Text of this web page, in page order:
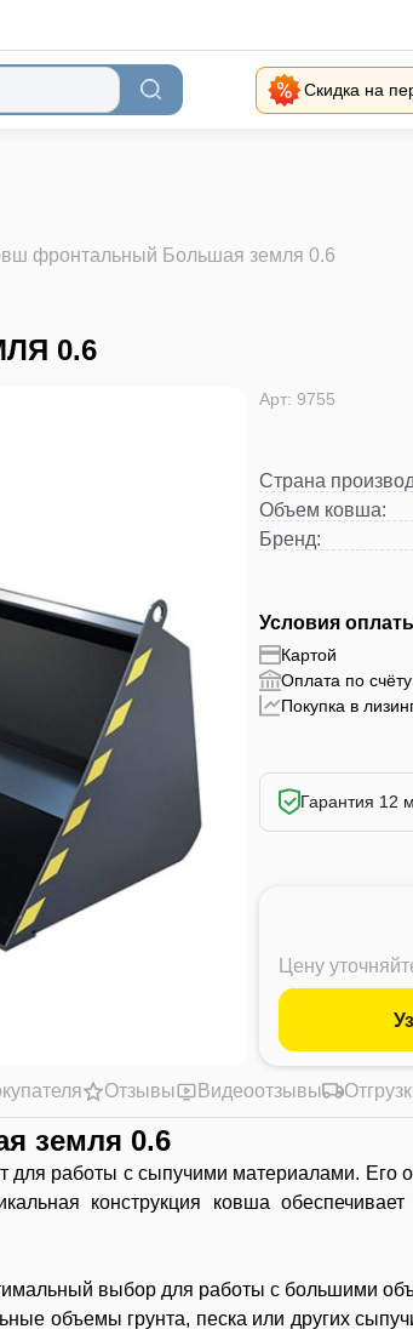
Скидка на
фронтальный Большая земля 0.6
0.6
Арт: 9755
Страна
Объем ковша:
Бренд:
Условия
Картой
Оплата по счёту
Покупка в
Гарантия 12
Цену
Отзывы Видеоотзывы
земля 0.6
работы с сыпучими материалами. Его
конструкция ковша
выбор для работы с большими
объемы грунта, песка или других